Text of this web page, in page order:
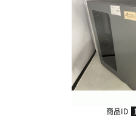
商品ID